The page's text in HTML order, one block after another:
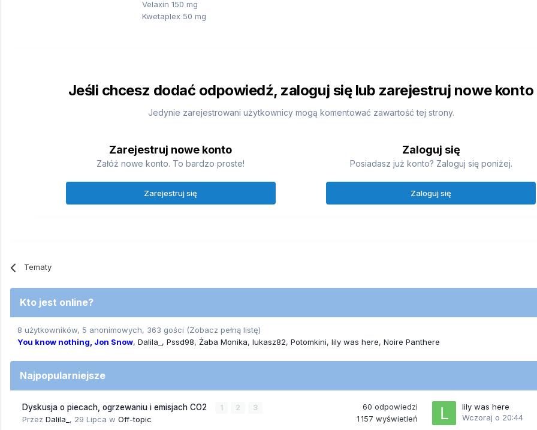
Velaxin 150 mg
Kwetaplex 50 mg
Jeśli chcesz dodać odpowiedź, zaloguj się lub zarejestruj nowe konto
Jedynie zarejestrowani użytkownicy mogą komentować zawartość tej strony.
Zarejestruj nowe konto
Załóż nowe konto. To bardzo proste!
Zarejestruj się
Zaloguj się
Posiadasz już konto? Zaloguj się poniżej.
Zaloguj się
Tematy
Kto jest online?
8 użytkowników, 5 anonimowych, 363 gości (Zobacz pełną listę)
You know nothing, Jon Snow Dalila_ Pssd98 Żaba Monika lukasz82 Potomkini lily was here Noire Panthere
Najpopularniejsze
Dyskusja o piecach, ogrzewaniu i emisjach CO2 1 2 3
Przez Dalila_ , 29 Lipca w Off-topic
60 odpowiedzi
1 157 wyświetleń
lily was here
Wczoraj o 20:44